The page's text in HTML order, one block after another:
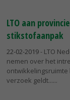
LTO aan
stikstofaanpak
22-02-2019- LTO
nemen over het
ontwikkelingsruimte
verzoek geldt...